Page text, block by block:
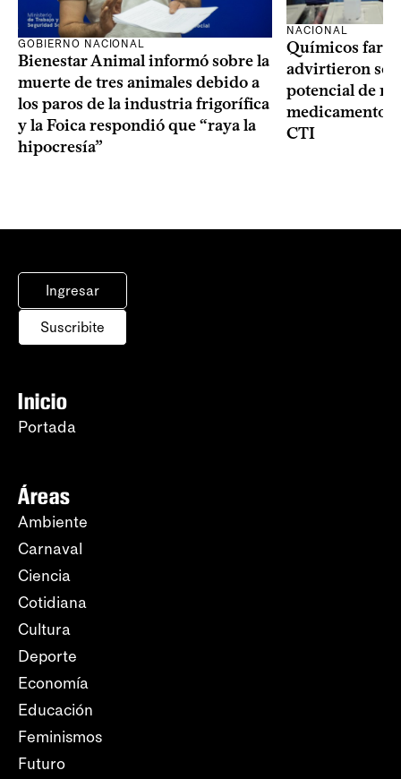
GOBIERNO NACIONAL
Bienestar Animal informó sobre la
muerte de tres animales debido a
los paros de la industria frigorífica
y la Foica respondió que “raya la
hipocresía”
NACIONAL
Químicos
advirtieron
potencial de
medicamentos
CTI
Ingresar
Suscribite
Inicio
Portada
Áreas
Ambiente
Carnaval
Ciencia
Cotidiana
Cultura
Deporte
Economía
Educación
Feminismos
Futuro